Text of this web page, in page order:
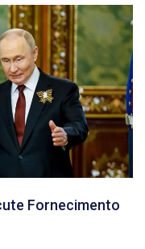
Fornecimento